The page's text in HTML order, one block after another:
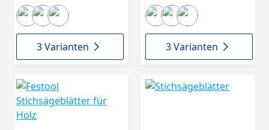
3 Varianten 3 Varianten